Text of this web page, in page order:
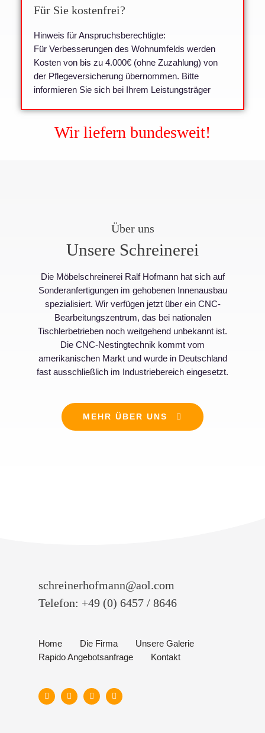
Für Sie kostenfrei?
Hinweis für Anspruchsberechtigte:
Für Verbesserungen des Wohnumfelds werden
Kosten von bis zu 4.000€ (ohne Zuzahlung) von
der Pflegeversicherung übernommen. Bitte
informieren Sie sich bei Ihrem Leistungsträger
Wir liefern bundesweit!
Über uns
Unsere Schreinerei
Die Möbelschreinerei Ralf Hofmann hat sich auf
Sonderanfertigungen im gehobenen Innenausbau
spezialisiert. Wir verfügen jetzt über ein CNC-
Bearbeitungszentrum, das bei nationalen
Tischlerbetrieben noch weitgehend unbekannt ist.
Die CNC-Nestingtechnik kommt vom
amerikanischen Markt und wurde in Deutschland
fast ausschließlich im Industriebereich eingesetzt.
MEHR ÜBER UNS
schreinerhofmann@aol.com
Telefon: +49 (0) 6457 / 8646
Home Die Firma
Unsere Galerie
Rapido Angebotsanfrage
Kontakt